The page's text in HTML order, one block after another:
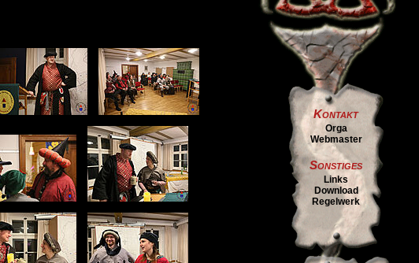
Kontakt
Orga
Webmaster
Sonstiges
Links
Download
Regelwerk